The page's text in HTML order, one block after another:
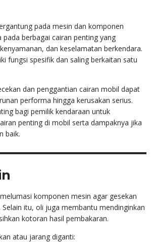
pada mesin dan komponen
berbagai cairan penting yang
dan keselamatan berkendara.
fungsi spesifik dan saling berkaitan satu
dan penggantian cairan mobil dapat
performa hingga kerusakan serius.
bagi pemilik kendaraan untuk
penting di mobil serta dampaknya jika
baik.
komponen mesin agar gesekan
itu, oli juga membantu mendinginkan
kotoran hasil pembakaran.
atau jarang diganti: